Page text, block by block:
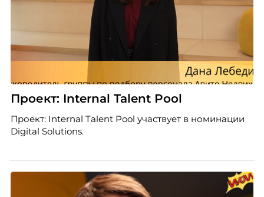
Проект: Internal Talent Pool
Проект: Internal Talent Pool участвует в номинации
Digital Solutions.